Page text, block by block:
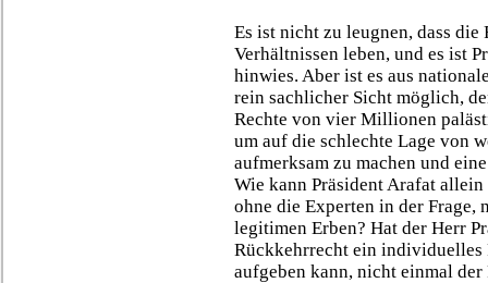
Es ist nicht zu leugnen, dass
Verhältnissen leben, und es ist
hinwies. Aber ist es aus
rein sachlicher Sicht möglich,
Rechte von vier Millionen
um auf die schlechte Lage von
aufmerksam zu machen und
Wie kann Präsident Arafat
ohne die Experten in der
legitimen Erben? Hat der Herr
Rückkehrrecht ein individuelles
aufgeben kann, nicht einmal der